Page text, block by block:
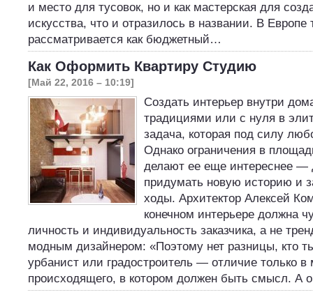
и место для тусовок, но и как мастерская для
искусства, что и отразилось в названии. В Европе
рассматривается как бюджетный…
Как Оформить Квартиру Студию
[Май 22, 2016 – 10:19]
Создать интерьер внутри
традициями или с нуля в
задача, которая под силу
Однако ограничения в
делают ее еще интереснее —
придумать новую историю и
ходы. Архитектор Алексей
конечном интерьере должна
личность и индивидуальность заказчика, а не
модным дизайнером: «Поэтому нет разницы, кто
урбанист или градостроитель — отличие только
происходящего, в котором должен быть смысл. А